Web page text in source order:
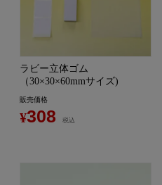
ラビー立体ゴム
（30×30×60mmサイズ)
販売価格
¥308 税込